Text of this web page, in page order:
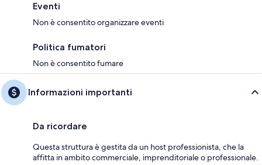
Eventi
Non è consentito organizzare eventi
Politica fumatori
Non è consentito fumare
Informazioni importanti
Da ricordare
Questa struttura è gestita da un host professionista, che la
affitta in ambito commerciale, imprenditoriale o professionale.